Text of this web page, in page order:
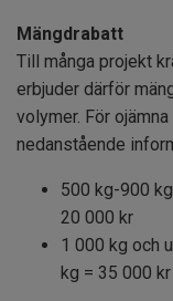
Mängdrabatt
Till många projekt
erbjuder därför
volymer. För
nedanstående
500 kg-900
20 000 kr
1 000 kg och
kg = 35 000 kr